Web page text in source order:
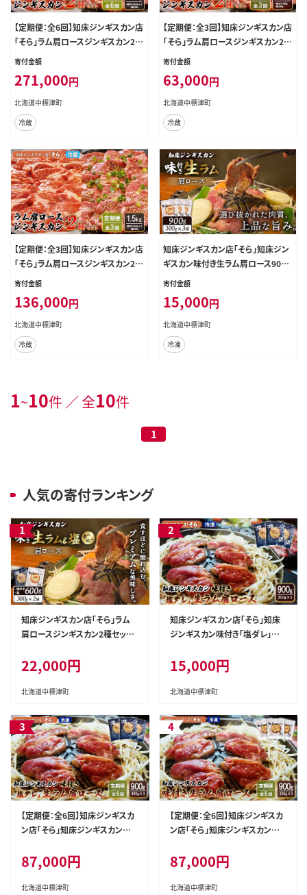
【定期便：全6回】知床ジンギスカン店
「そら」ラム肩ロースジンギスカン2種
セット×計1.5kg（味付け500g×2・
寄付金額
271,000円
北海道中標津町
冷蔵
【定期便：全3回】知床ジンギスカン店
「そら」ラム肩ロースジンギスカン2種
セット×計600g（味付け×300g・塩
寄付金額
63,000円
北海道中標津町
冷蔵
【定期便：全3回】知床ジンギスカン店
「そら」ラム肩ロースジンギスカン2種
セット×計1.5kg（味付け500g×2・
寄付金額
136,000円
北海道中標津町
冷蔵
知床ジンギスカン店「そら」知床ジン
ギスカン味付き生ラム肩ロース900g
（300g×3）【1600301】
寄付金額
15,000円
北海道中標津町
冷凍
1~10件 ／ 全10件
1
人気の寄付ランキング
知床ジンギスカン店「そら」ラム
肩ロースジンギスカン2種セット
0g）【1600101】
22,000円
北海道中標津町
知床ジンギスカン店「そら」知床
ジンギスカン味付き「塩ダレ」生
600401】
15,000円
北海道中標津町
【定期便：全6回】知床ジンギスカ
ン店「そら」知床ジンギスカン味
0g（300g×3）【1601801】
87,000円
北海道中標津町
【定期便：全6回】知床ジンギスカ
ン店「そら」知床ジンギスカン味
×3）【1601601】
87,000円
北海道中標津町